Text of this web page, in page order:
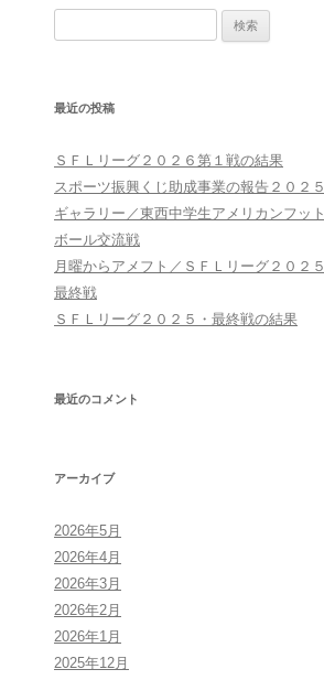
最近の投稿
ＳＦＬリーグ２０２６第１戦の結果
スポーツ振興くじ助成事業の報告２０２５
ギャラリー／東西中学生アメリカンフット
ボール交流戦
月曜からアメフト／ＳＦＬリーグ２０２５
最終戦
ＳＦＬリーグ２０２５・最終戦の結果
最近のコメント
アーカイブ
2026年5月
2026年4月
2026年3月
2026年2月
2026年1月
2025年12月